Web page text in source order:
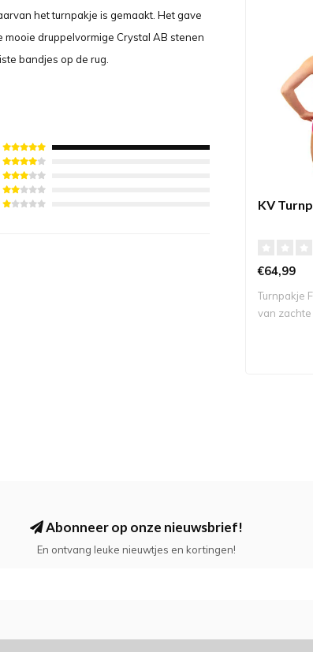
het turnpakje is gemaakt. Het gave
druppelvormige Crystal AB stenen
bandjes op de rug.
KV
€64,99
Turnpakje
van
Abonneer op onze nieuwsbrief!
En ontvang leuke nieuwtjes en kortingen!